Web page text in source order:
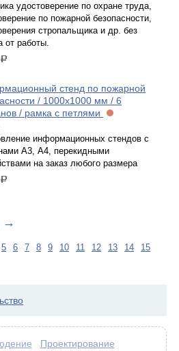
удостоверение по охране труда,
по пожарной безопасности,
стропальщика и др. без
от работы.
р.
стенд по пожарной
/ 1000х1000 мм / 6
/ рамка с петлями
информационных стендов с
А3, А4, перекидными
на заказ любого размера
р.
→
5 6 7 8 9 10 11 12 13 14
15
Проектирование